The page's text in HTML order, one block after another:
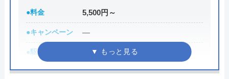
ないので、相見積もりの際は必ず相談しておきたい
業者の一つです。
イースマイルの詳細ページはこちら
公式サイトで
●料金 5,500円～
●キャンペーン ―
●駆けつけ時間 最短30分
●受付時間
受付時間24時間修理・施工対応時